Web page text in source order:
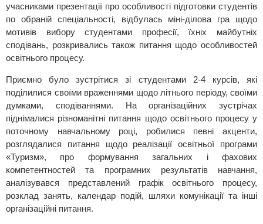
учасниками презентації про особливості підготовки студентів
по обраній спеціальності, відбулась міні-ділова гра щодо
мотивів вибору студентами професії, їхніх майбутніх
сподівань, розкривались також питання щодо особливостей
освітнього процесу.
Приємно було зустрітися зі студентами 2-4 курсів, які
поділилися своїми враженнями щодо літнього періоду, своїми
думками, сподіваннями. На організаційних зустрічах
піднімалися різноманітні питання щодо освітнього процесу у
поточному навчальному році, робилися певні акценти,
розглядалися питання щодо реалізації освітньої програми
«Туризм», про формування загальних і фахових
компетентностей та програмних результатів навчання,
аналізувався представлений графік освітнього процесу,
розклад занять, календар подій, шляхи комунікації та інші
організаційні питання.